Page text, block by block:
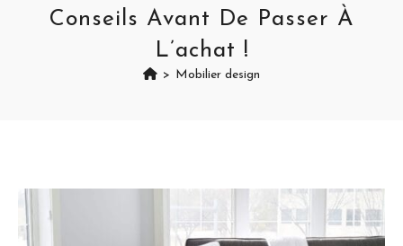
Conseils Avant De Passer À
L’achat !
> Mobilier design